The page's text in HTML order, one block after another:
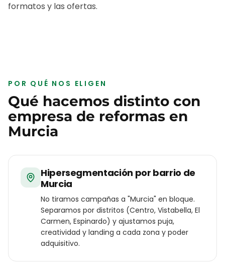
formatos y las ofertas.
POR QUÉ NOS ELIGEN
Qué hacemos distinto con
empresa de reformas en
Murcia
Hipersegmentación por barrio de
Murcia
No tiramos campañas a "Murcia" en bloque.
Separamos por distritos (Centro, Vistabella, El
Carmen, Espinardo) y ajustamos puja,
creatividad y landing a cada zona y poder
adquisitivo.